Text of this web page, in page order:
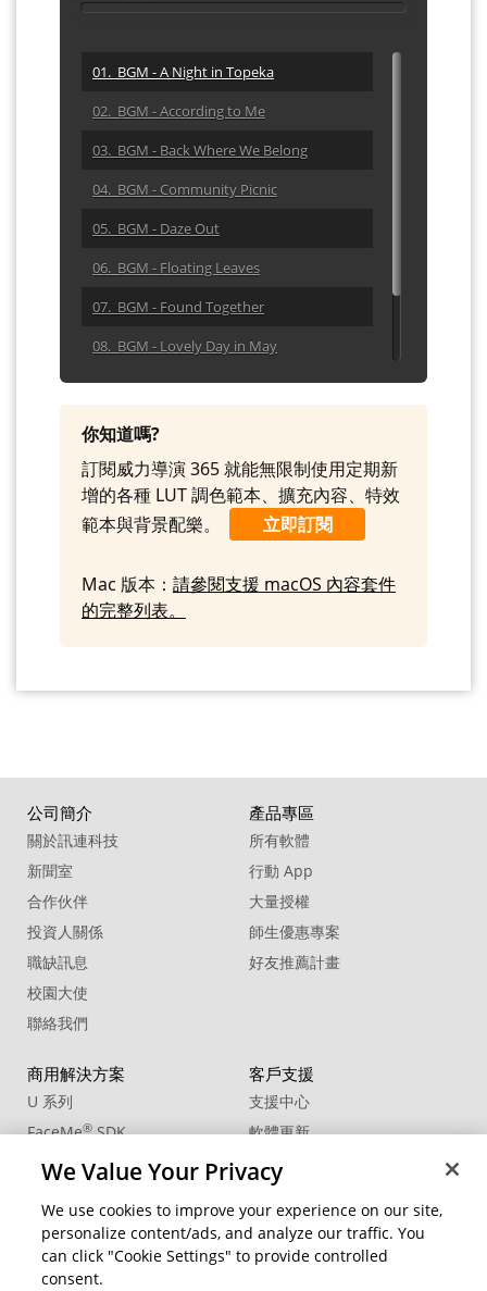
01. BGM - A Night in Topeka
02. BGM - According to Me
03. BGM - Back Where We Belong
04. BGM - Community Picnic
05. BGM - Daze Out
06. BGM - Floating Leaves
07. BGM - Found Together
08. BGM - Lovely Day in May
09. BGM - Step into Spring
10. BGM - This Way Up
你知道嗎?
訂閱威力導演 365 就能無限制使用定期新
增的各種 LUT 調色範本、擴充內容、特效
範本與背景配樂。
立即訂閱
Mac 版本： 請參閱支援 macOS 內容套件
的完整列表。
公司簡介
關於訊連科技
新聞室
合作伙伴
投資人關係
職缺訊息
校園大使
聯絡我們
產品專區
所有軟體
行動 App
大量授權
師生優惠專案
好友推薦計畫
商用解決方案
U 系列
FaceMe®SDK
客戶支援
支援中心
軟體更新
教學中心
CCP國際專業認證
社群資源
會員專區
變更地區
We Value Your Privacy
We use cookies to improve your experience on our site,
personalize content/ads, and analyze our traffic. You
can click "Cookie Settings" to provide controlled
consent.